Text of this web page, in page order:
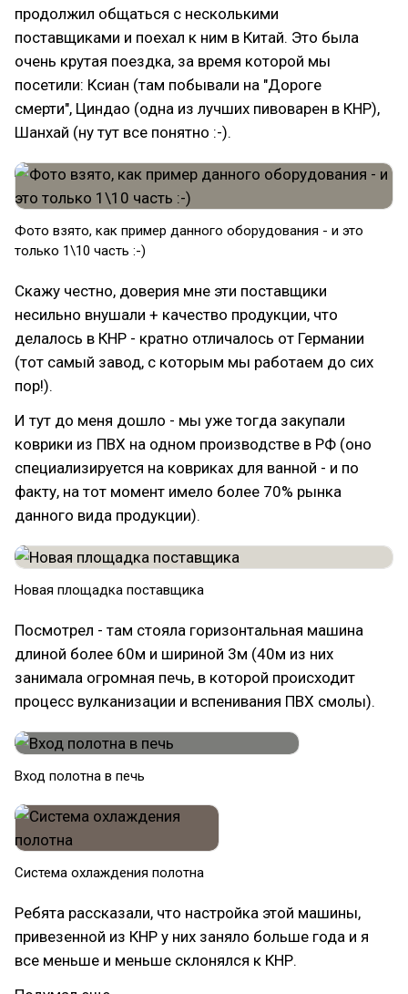
продолжил общаться с несколькими
поставщиками и поехал к ним в Китай. Это была
очень крутая поездка, за время которой мы
посетили: Ксиан (там побывали на "Дороге
смерти", Циндао (одна из лучших пивоварен в КНР),
Шанхай (ну тут все понятно :-).
Фото взято, как пример данного оборудования - и это
только 1\10 часть :-)
Скажу честно, доверия мне эти поставщики
несильно внушали + качество продукции, что
делалось в КНР - кратно отличалось от Германии
(тот самый завод, с которым мы работаем до сих
пор!).
И тут до меня дошло - мы уже тогда закупали
коврики из ПВХ на одном производстве в РФ (оно
специализируется на ковриках для ванной - и по
факту, на тот момент имело более 70% рынка
данного вида продукции).
Новая площадка поставщика
Посмотрел - там стояла горизонтальная машина
длиной более 60м и шириной 3м (40м из них
занимала огромная печь, в которой происходит
процесс вулканизации и вспенивания ПВХ смолы).
Вход полотна в печь
Система охлаждения полотна
Ребята рассказали, что настройка этой машины,
привезенной из КНР у них заняло больше года и я
все меньше и меньше склонялся к КНР.